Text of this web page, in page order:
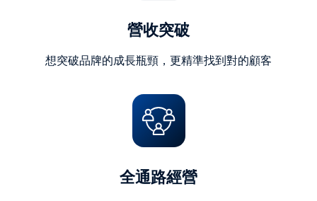
營收突破
想突破品牌的成長瓶頸，更精準找到對的顧客
全通路經營